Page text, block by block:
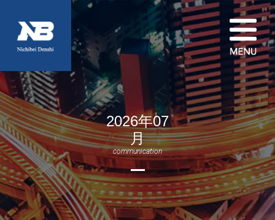
2026年07
月
communication